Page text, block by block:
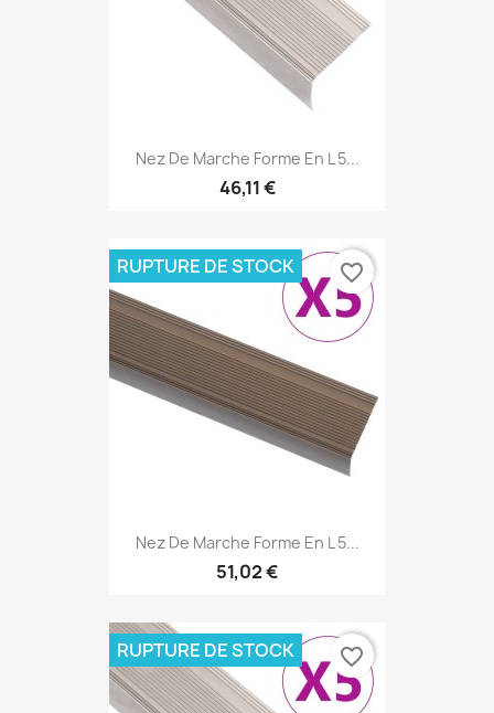
Nez De Marche Forme En L 5...
46,11 €
Nez De Marche Forme En L 5...
51,02 €
RUPTURE DE STOCK favorite_border
RUPTURE DE STOCK favorite_border